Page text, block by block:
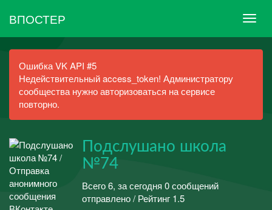
ВПОСТЕР
Ошибка VK API #5
Недействительный access_token! Администратору
сообщества нужно авторизоваться на сервисе
повторно.
Подслушано школа
№74
Всего 6, за сегодня 0 сообщений
отправлено / Рейтинг 1.5